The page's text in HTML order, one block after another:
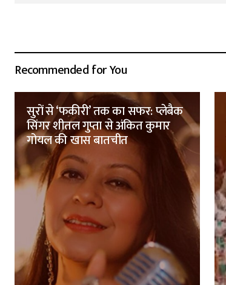
Recommended for You
सुरों से ‘फकीरी’ तक का सफर: प्लेबैक
सिंगर शीतल गुप्ता से अंकित कुमार
गोयल की खास बातचीत